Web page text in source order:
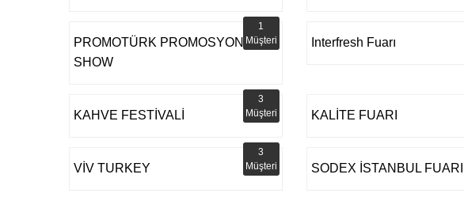
PROMOTÜRK PROMOSYON
SHOW
1
Müşteri
Interfresh Fuarı
KAHVE FESTİVALİ
3
Müşteri
KALİTE FUARI
VİV TURKEY
3
Müşteri
SODEX İSTANBUL FUARI